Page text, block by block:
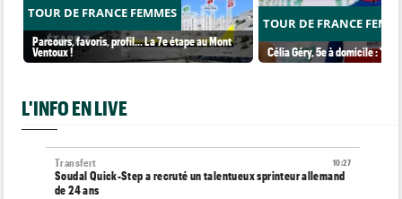
TOUR DE FRANCE FEMMES
Parcours, favoris, profil… La 7e étape au Mont
Ventoux !
TOUR DE FRANCE
Célia Géry, 5e à domicile :
L'INFO EN LIVE
10:27
Transfert
Soudal Quick-Step a recruté un talentueux sprinteur allemand
de 24 ans